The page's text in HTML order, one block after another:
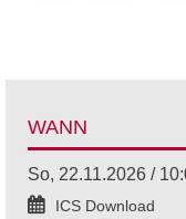
WANN
So, 22.11.2026 /
ICS Download